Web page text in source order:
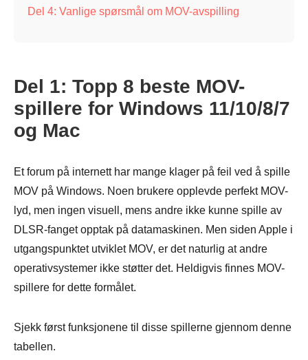
Del 4: Vanlige spørsmål om MOV-avspilling
Del 1: Topp 8 beste MOV-
spillere for Windows 11/10/8/7
og Mac
Et forum på internett har mange klager på feil ved å spille
MOV på Windows. Noen brukere opplevde perfekt MOV-
lyd, men ingen visuell, mens andre ikke kunne spille av
DLSR-fanget opptak på datamaskinen. Men siden Apple i
utgangspunktet utviklet MOV, er det naturlig at andre
operativsystemer ikke støtter det. Heldigvis finnes MOV-
spillere for dette formålet.
Sjekk først funksjonene til disse spillerne gjennom denne
tabellen.